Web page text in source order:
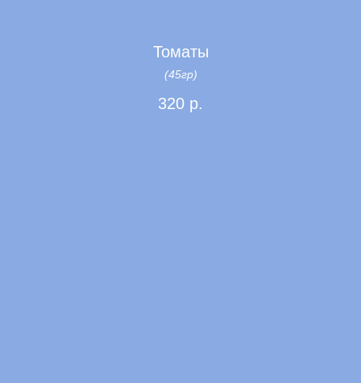
Томаты
(45гр)
320 р.